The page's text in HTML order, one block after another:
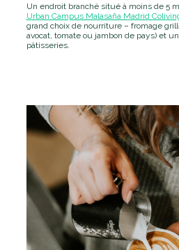
Un endroit branché situé à moins de 5
Urban Campus Malasaña Madrid
grand choix de nourriture – fromage
avocat, tomate ou jambon de pays) et
pâtisseries.